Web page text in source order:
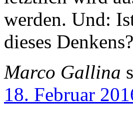
werden. Und:
dieses Denkens?
Marco Gallina
18. Februar